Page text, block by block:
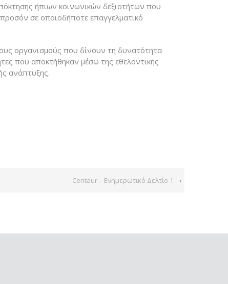
ήπιων κοινωνικών δεξιοτήτων που
σε οποιοδήποτε επαγγελματικό
οργανισμούς που δίνουν τη δυνατότητα
που αποκτήθηκαν μέσω της εθελοντικής
ανάπτυξης.
Centaur – Ενημερωτικό Δελτίο 1 ›